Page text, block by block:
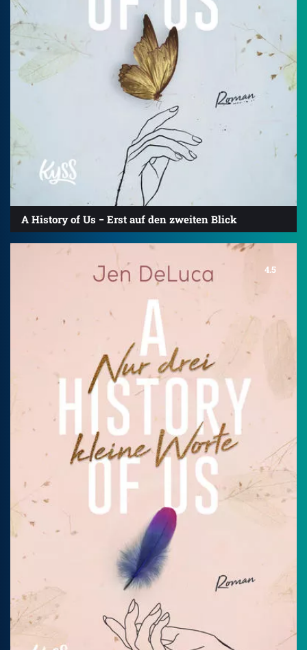
A History of Us − Erst auf den zweiten Blick
4.5